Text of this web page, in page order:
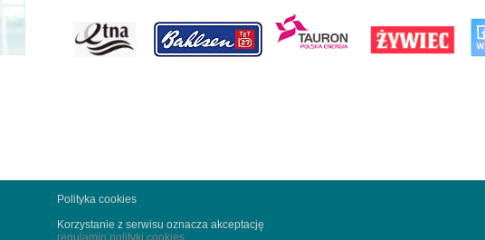
Polityka cookies
Korzystanie z serwisu oznacza akceptację
regulamin polityki cookies